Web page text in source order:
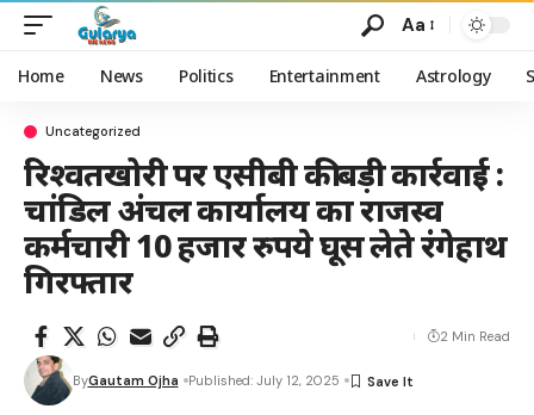
Aa
Home News Politics Entertainment Astrology
Uncategorized
रिश्वतखोरी पर एसीबी की बड़ी कार्रवाई :
चांडिल अंचल कार्यालय का राजस्व
कर्मचारी 10 हजार रुपये घूस लेते रंगेहाथ
गिरफ्तार
ByGautam Ojha Published: July 12, 2025
2 Min Read